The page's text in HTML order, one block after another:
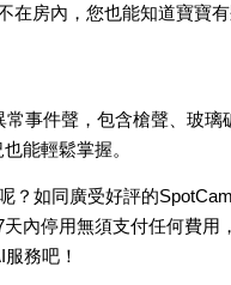
在房內，您也能知道寶寶
事件聲，包含槍聲、玻
能輕鬆掌握。
？如同廣受好評的
內停用無須支付任何費用
務吧！